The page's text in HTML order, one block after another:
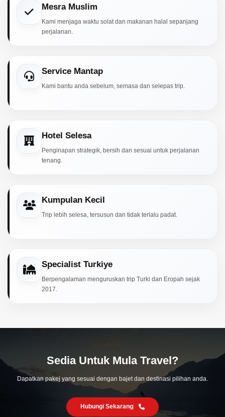
Mesra Muslim
Kami menjaga waktu solat dan makanan halal sepanjang
perjalanan.
Service Mantap
Kami bantu anda sebelum, semasa dan selepas trip.
Hotel Selesa
Penginapan strategik, bersih dan sesuai untuk perjalanan
tenang.
Kumpulan Kecil
Trip lebih selesa, tersusun dan tidak terlalu padat.
Specialist Turkiye
Berpengalaman menguruskan trip Turki dan Eropah sejak
2017.
Sedia Untuk Mula Travel?
Dapatkan pakej yang sesuai dengan bajet dan destinasi pilihan anda.
Hubungi Sekarang